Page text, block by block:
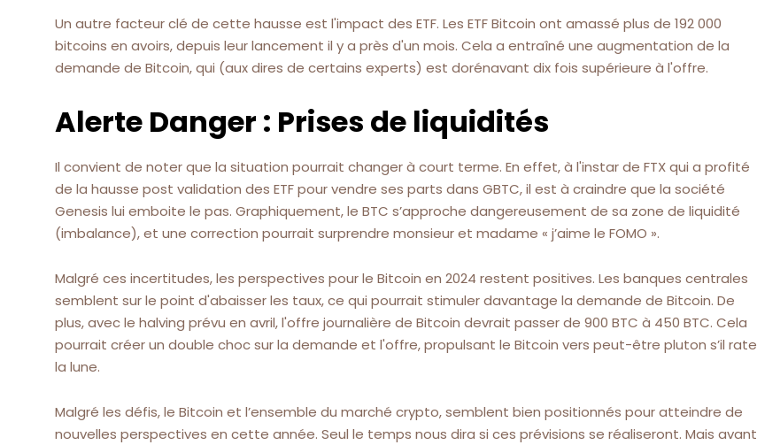
Un autre facteur clé de cette hausse est l'impact des ETF. Les ETF Bitcoin ont amassé plus de 192 000
bitcoins en avoirs, depuis leur lancement il y a près d'un mois. Cela a entraîné une augmentation de la
demande de Bitcoin, qui (aux dires de certains experts) est dorénavant dix fois supérieure à l'offre.
Alerte Danger : Prises de liquidités
Il convient de noter que la situation pourrait changer à court terme. En effet, à l'instar de FTX qui a profité
de la hausse post validation des ETF pour vendre ses parts dans GBTC, il est à craindre que la société
Genesis lui emboite le pas. Graphiquement, le BTC s’approche dangereusement de sa zone de liquidité
(imbalance), et une correction pourrait surprendre monsieur et madame « j’aime le FOMO ».
Malgré ces incertitudes, les perspectives pour le Bitcoin en 2024 restent positives. Les banques centrales
semblent sur le point d'abaisser les taux, ce qui pourrait stimuler davantage la demande de Bitcoin. De
plus, avec le halving prévu en avril, l'offre journalière de Bitcoin devrait passer de 900 BTC à 450 BTC. Cela
pourrait créer un double choc sur la demande et l'offre, propulsant le Bitcoin vers peut-être pluton s’il rate
la lune.
Malgré les défis, le Bitcoin et l’ensemble du marché crypto, semblent bien positionnés pour atteindre de
nouvelles perspectives en cette année. Seul le temps nous dira si ces prévisions se réaliseront. Mais avant